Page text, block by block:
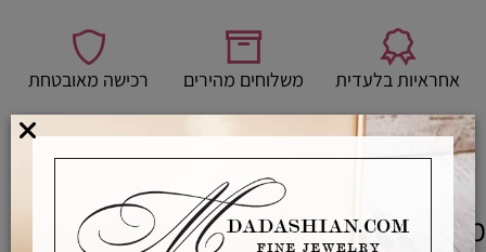
אחראיות בלעדית משלוחים מהירים רכישה מאובטחת
מדריך לבחירת מידת טבעת
מוצרים משלימים